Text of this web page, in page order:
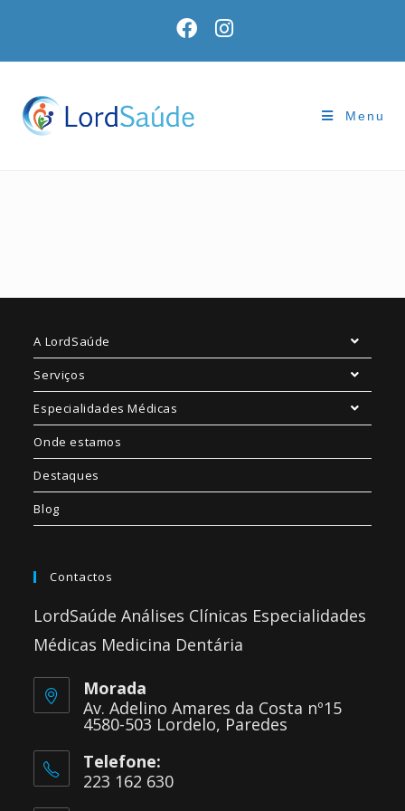
Menu
A LordSaúde
Serviços
Especialidades Médicas
Onde estamos
Destaques
Blog
Contactos
LordSaúde Análises Clínicas Especialidades
Médicas Medicina Dentária
Morada
Av. Adelino Amares da Costa nº15
4580-503 Lordelo, Paredes
Telefone:
223 162 630